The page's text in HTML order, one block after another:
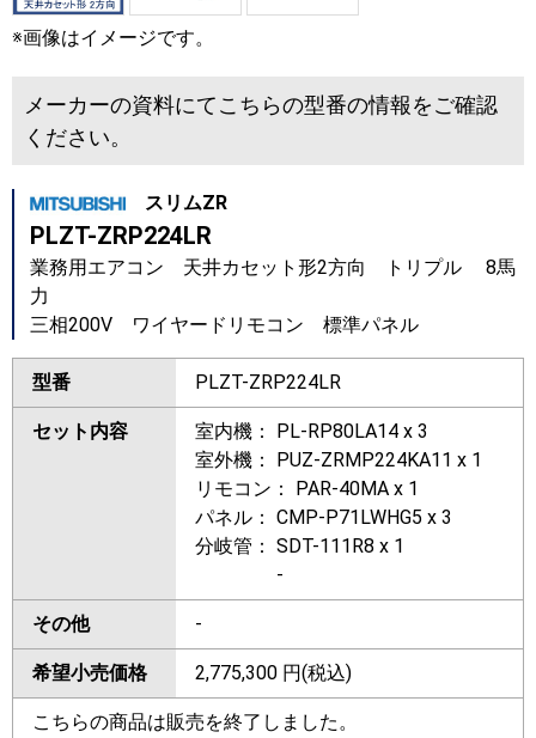
※画像はイメージです。
メーカーの資料にてこちらの型番の情報をご確認
ください。
スリムZR
PLZT-ZRP224LR
業務用エアコン 天井カセット形2方向 トリプル 8馬
力
三相200V ワイヤードリモコン 標準パネル
型番 PLZT-ZRP224LR
セット内容
室内機： PL-RP80LA14 x 3
室外機： PUZ-ZRMP224KA11 x 1
リモコン： PAR-40MA x 1
パネル： CMP-P71LWHG5 x 3
分岐管： SDT-111R8 x 1
-
その他 -
希望小売価格 2,775,300 円(税込)
こちらの商品は販売を終了しました。